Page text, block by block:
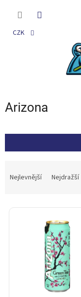
CZK
Arizona
Nejlevnější Nejdražší
V